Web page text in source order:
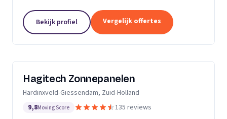
installation, repair and maintenance of electrical
works in...
Bekijk profiel Vergelijk offertes
Hagitech Zonnepanelen
Hardinxveld-Giessendam, Zuid-Holland
9,8Moving Score 135 reviews